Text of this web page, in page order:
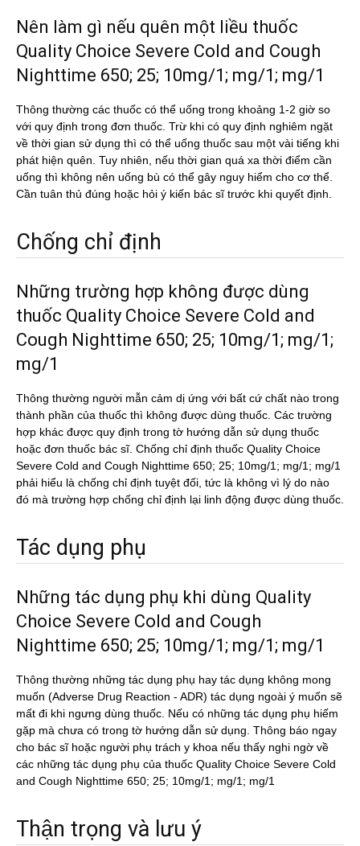
Nên làm gì nếu quên một liều thuốc
Quality Choice Severe Cold and Cough
Nighttime 650; 25; 10mg/1; mg/1; mg/1
Thông thường các thuốc có thể uống trong khoảng 1-2 giờ so
với quy định trong đơn thuốc. Trừ khi có quy định nghiêm ngặt
về thời gian sử dụng thì có thể uống thuốc sau một vài tiếng khi
phát hiện quên. Tuy nhiên, nếu thời gian quá xa thời điểm cần
uống thì không nên uống bù có thể gây nguy hiểm cho cơ thể.
Cần tuân thủ đúng hoặc hỏi ý kiến bác sĩ trước khi quyết định.
Chống chỉ định
Những trường hợp không được dùng
thuốc Quality Choice Severe Cold and
Cough Nighttime 650; 25; 10mg/1; mg/1;
mg/1
Thông thường người mẫn cảm dị ứng với bất cứ chất nào trong
thành phần của thuốc thì không được dùng thuốc. Các trường
hợp khác được quy định trong tờ hướng dẫn sử dụng thuốc
hoặc đơn thuốc bác sĩ. Chống chỉ định thuốc Quality Choice
Severe Cold and Cough Nighttime 650; 25; 10mg/1; mg/1; mg/1
phải hiểu là chống chỉ định tuyệt đối, tức là không vì lý do nào
đó mà trường hợp chống chỉ định lại linh động được dùng thuốc.
Tác dụng phụ
Những tác dụng phụ khi dùng Quality
Choice Severe Cold and Cough
Nighttime 650; 25; 10mg/1; mg/1; mg/1
Thông thường những tác dụng phụ hay tác dụng không mong
muốn (Adverse Drug Reaction - ADR) tác dụng ngoài ý muốn sẽ
mất đi khi ngưng dùng thuốc. Nếu có những tác dụng phụ hiếm
gặp mà chưa có trong tờ hướng dẫn sử dụng. Thông báo ngay
cho bác sĩ hoặc người phụ trách y khoa nếu thấy nghi ngờ về
các những tác dụng phụ của thuốc Quality Choice Severe Cold
and Cough Nighttime 650; 25; 10mg/1; mg/1; mg/1
Thận trọng và lưu ý